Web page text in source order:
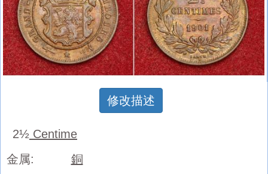
修改描述
2½ Centime
金属:
銅